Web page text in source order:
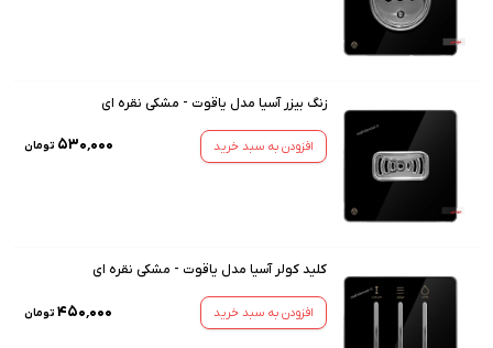
زنگ بیزر آسیا مدل یاقوت - مشکی نقره ای
افزودن به سبد خرید ۵۳۰٬۰۰۰ تومان
کلید کولر آسیا مدل یاقوت - مشکی نقره ای
افزودن به سبد خرید ۴۵۰٬۰۰۰ تومان